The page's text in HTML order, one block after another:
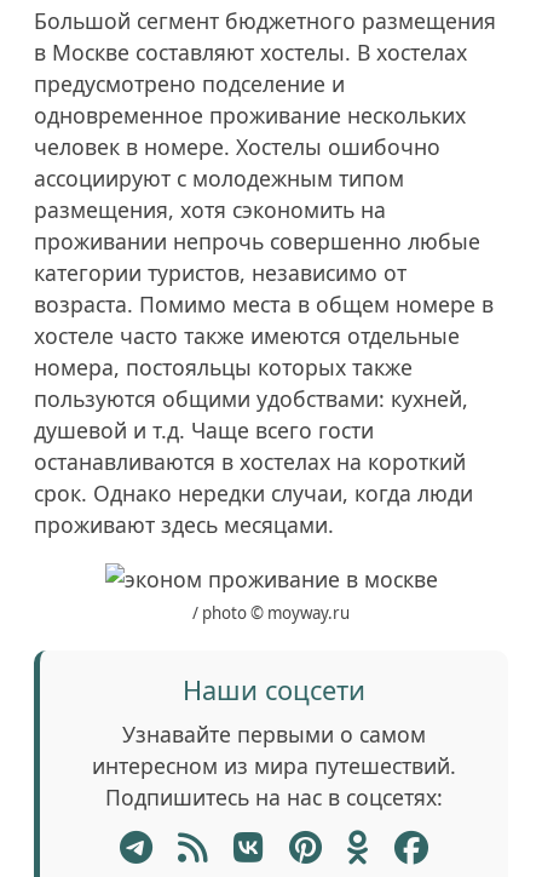
Большой сегмент бюджетного размещения
в Москве составляют хостелы. В хостелах
предусмотрено подселение и
одновременное проживание нескольких
человек в номере. Хостелы ошибочно
ассоциируют с молодежным типом
размещения, хотя сэкономить на
проживании непрочь совершенно любые
категории туристов, независимо от
возраста. Помимо места в общем номере в
хостеле часто также имеются отдельные
номера, постояльцы которых также
пользуются общими удобствами: кухней,
душевой и т.д. Чаще всего гости
останавливаются в хостелах на короткий
срок. Однако нередки случаи, когда люди
проживают здесь месяцами.
/ photo © moyway.ru
Наши соцсети
Узнавайте первыми о самом
интересном из мира путешествий.
Подпишитесь на нас в соцсетях: